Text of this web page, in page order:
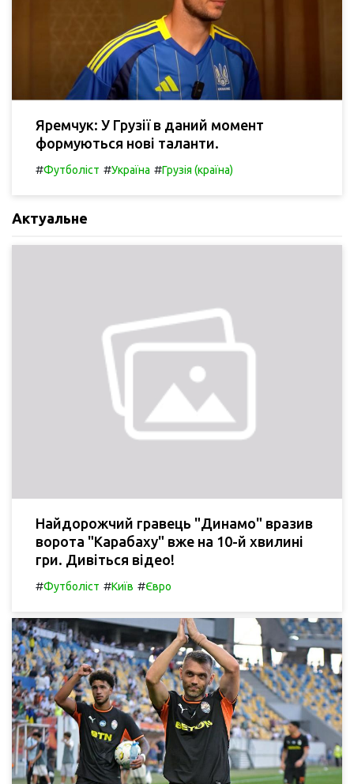
Яремчук: У Грузії в даний момент
формуються нові таланти.
#Футболіст #Україна #Грузія (країна)
Актуальне
Найдорожчий гравець "Динамо" вразив
ворота "Карабаху" вже на 10-й хвилині
гри. Дивіться відео!
#Футболіст #Київ #Євро